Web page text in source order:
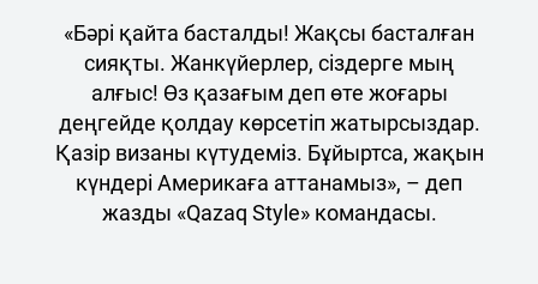
«Бәрі қайта басталды! Жақсы басталған
сияқты. Жанкүйерлер, сіздерге мың
алғыс! Өз қазағым деп өте жоғары
деңгейде қолдау көрсетіп жатырсыздар.
Қазір визаны күтудеміз. Бұйыртса, жақын
күндері Америкаға аттанамыз», – деп
жазды «Qazaq Style» командасы.